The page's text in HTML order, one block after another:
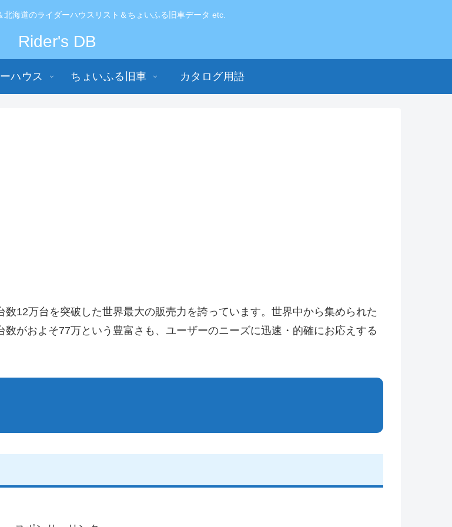
海道のライダーハウスリスト＆ちょいふる旧車データ etc.
Rider's DB
ハウス ちょいふる旧車 カタログ用語
12万台を突破した世界最大の販売力を誇っています。世界中から集められた
がおよそ77万という豊富さも、ユーザーのニーズに迅速・的確にお応えする